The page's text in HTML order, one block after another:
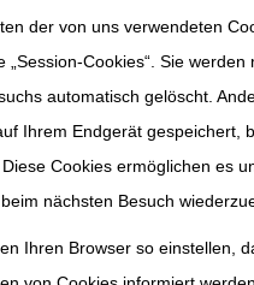
der von uns verwendeten
„Session-Cookies“. Sie werden
automatisch gelöscht.
Ihrem Endgerät gespeichert,
Cookies ermöglichen es
nächsten Besuch
Ihren Browser so einstellen,